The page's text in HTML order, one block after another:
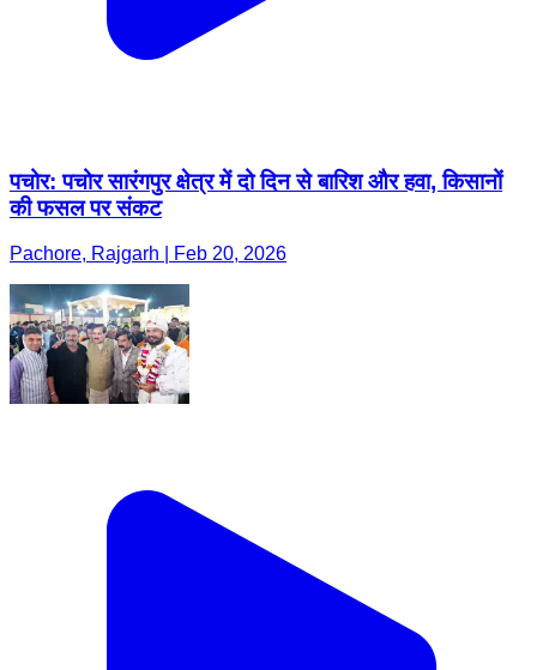
पचोर: पचोर सारंगपुर क्षेत्र में दो दिन से बारिश और हवा, किसानों
की फसल पर संकट
Pachore, Rajgarh | Feb 20, 2026